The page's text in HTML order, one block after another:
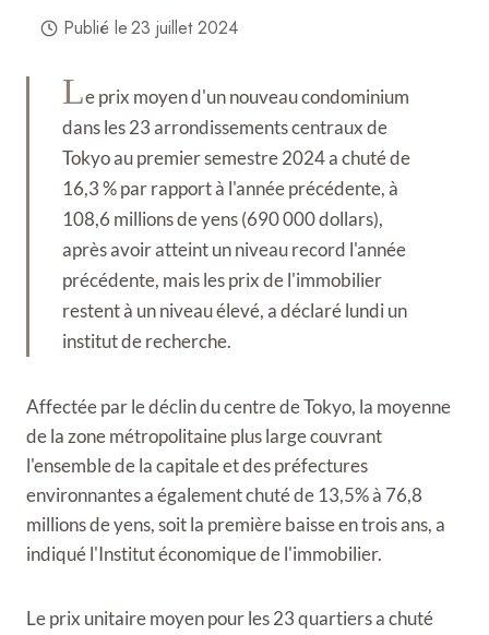
Publié le23 juillet 2024
Le prix moyen d'un nouveau condominium
dans les 23 arrondissements centraux de
Tokyo au premier semestre 2024 a chuté de
16,3 % par rapport à l'année précédente, à
108,6 millions de yens (690 000 dollars),
après avoir atteint un niveau record l'année
précédente, mais les prix de l'immobilier
restent à un niveau élevé, a déclaré lundi un
institut de recherche.
Affectée par le déclin du centre de Tokyo, la moyenne
de la zone métropolitaine plus large couvrant
l'ensemble de la capitale et des préfectures
environnantes a également chuté de 13,5% à 76,8
millions de yens, soit la première baisse en trois ans, a
indiqué l'Institut économique de l'immobilier.
Le prix unitaire moyen pour les 23 quartiers a chuté